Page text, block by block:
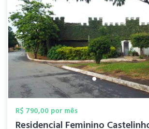
R$ 790,00 por mês
Residencial Feminino